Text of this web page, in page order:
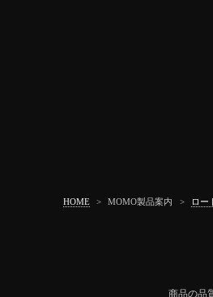
HOME > MOMO製品案内 > ロー
商品の品